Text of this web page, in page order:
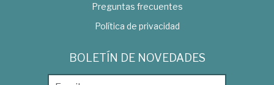
Preguntas frecuentes
Política de privacidad
BOLETÍN DE NOVEDADES